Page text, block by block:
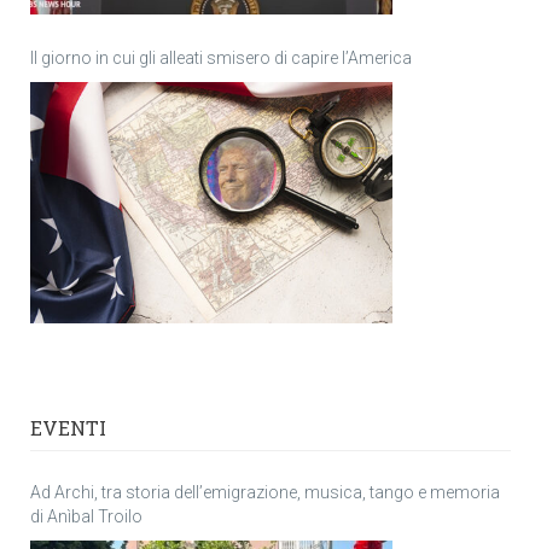
Il giorno in cui gli alleati smisero di capire l’America
EVENTI
Ad Archi, tra storia dell’emigrazione, musica, tango e memoria
di Anìbal Troilo